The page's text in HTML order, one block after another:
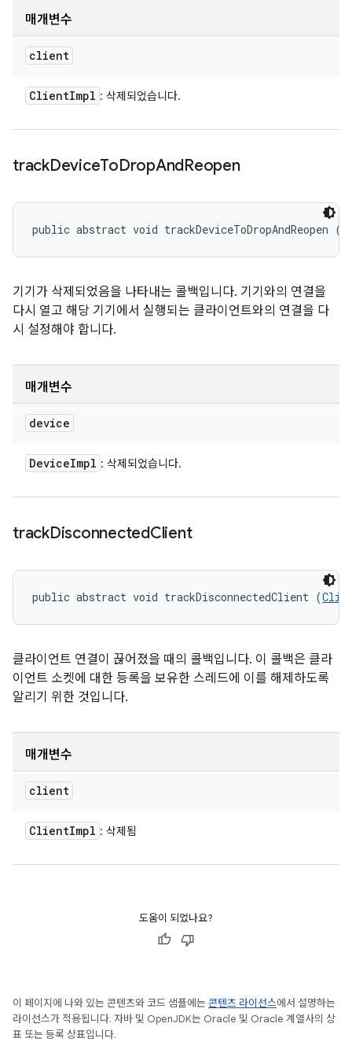
매개변수
client
ClientImpl : 삭제되었습니다.
trackDeviceToDropAndReopen
public abstract void trackDeviceToDropAndReopen (
기기가 삭제되었음을 나타내는 콜백입니다. 기기와의 연결을
다시 열고 해당 기기에서 실행되는 클라이언트와의 연결을 다
시 설정해야 합니다.
매개변수
device
DeviceImpl : 삭제되었습니다.
trackDisconnectedClient
public abstract void trackDisconnectedClient (
클라이언트 연결이 끊어졌을 때의 콜백입니다. 이 콜백은 클라
이언트 소켓에 대한 등록을 보유한 스레드에 이를 해제하도록
알리기 위한 것입니다.
매개변수
client
ClientImpl : 삭제됨
도움이 되었나요?
이 페이지에 나와 있는 콘텐츠와 코드 샘플에는 콘텐츠 라이선스에서 설명하는
라이선스가 적용됩니다. 자바 및 OpenJDK는 Oracle 및 Oracle 계열사의 상
표 또는 등록 상표입니다.